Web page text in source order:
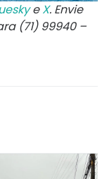
eX. Envie
(71) 99940 –